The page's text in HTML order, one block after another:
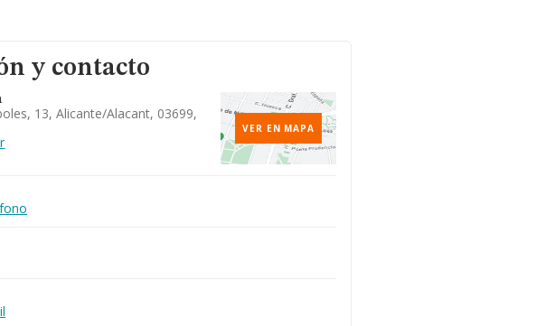
y contacto
13, Alicante/alacant, 03699,
VER EN MAPA